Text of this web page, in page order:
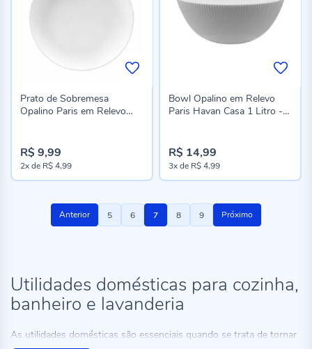
Prato de Sobremesa
Opalino Paris em Relevo
R$ 9,99
2xde R$ 4,99
Bowl Opalino em Relevo
Paris Havan Casa 1 Litro -
R$ 14,99
3xde R$ 4,99
Página
Anterior Página
5 Página
6
Você
a
pagina
7 Página
8 Página
9 Próximo
Utilidades domésticas para cozinha,
banheiro e lavanderia
As utilidades domésticas são essenciais quando se trata de tornar